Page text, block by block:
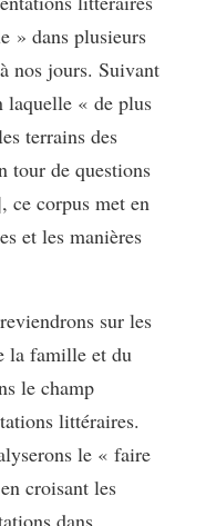
» dans plusieurs
nos jours. Suivant
laquelle « de plus
terrains des
tour de questions
, ce corpus met en
et les manières
sur les
la famille et du
le champ
littéraires.
le « faire
croisant les
dans